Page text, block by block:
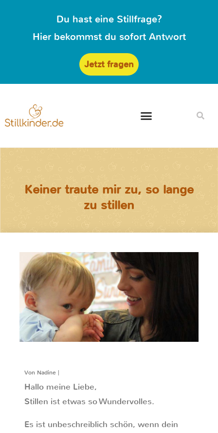
Du hast eine Stillfrage?
Hier bekommst du sofort Antwort
Jetzt fragen
Keiner traute mir zu, so lange
zu stillen
Von Nadine |
Hallo meine Liebe,
Stillen ist etwas so Wundervolles.
Es ist unbeschreiblich schön, wenn dein